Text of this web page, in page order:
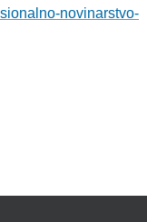
novinarstvo-